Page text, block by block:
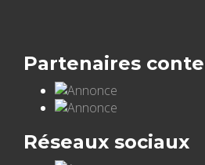
Partenaires
Réseaux sociaux